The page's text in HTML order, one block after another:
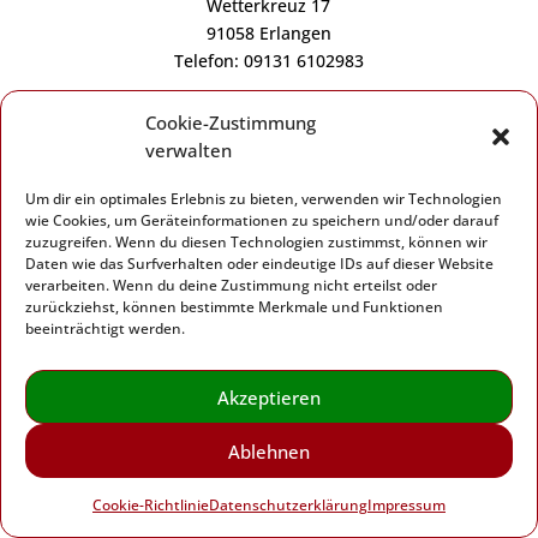
Cookie-Zustimmung
verwalten
Um dir ein optimales Erlebnis zu bieten, verwenden wir Technologien
wie Cookies, um Geräteinformationen zu speichern und/oder darauf
zuzugreifen. Wenn du diesen Technologien zustimmst, können wir
Daten wie das Surfverhalten oder eindeutige IDs auf dieser Website
verarbeiten. Wenn du deine Zustimmung nicht erteilst oder
zurückziehst, können bestimmte Merkmale und Funktionen
beeinträchtigt werden.
Akzeptieren
Ablehnen
Cookie-RichtlinieDatenschutzerklärungImpressum
Wetterkreuz 17
91058 Erlangen
Telefon: 09131 6102983
Impressum|Datenschutzerklärung|Cookie-
Richtlinie (EU)
Herz-Kreislauf-Initiative Erlangen – 2024